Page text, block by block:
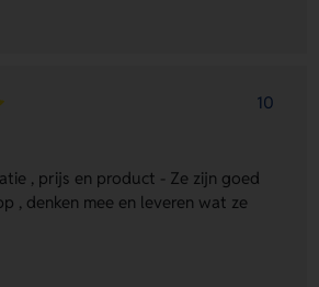
10
, prijs en product - Ze zijn goed
, denken mee en leveren wat ze